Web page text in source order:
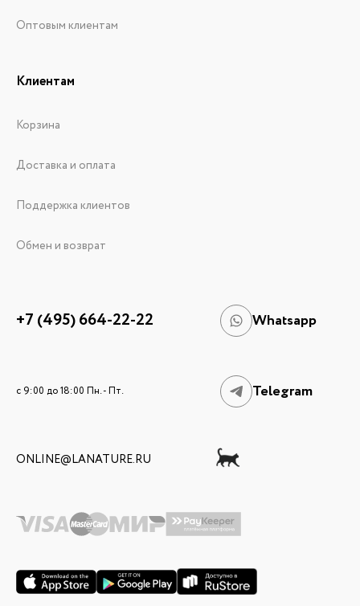
Оптовым клиентам
Клиентам
Корзина
Доставка и оплата
Поддержка клиентов
Обмен и возврат
+7 (495) 664-22-22 Whatsapp
c 9:00 до 18:00 Пн. - Пт. Telegram
ONLINE@LANATURE.RU